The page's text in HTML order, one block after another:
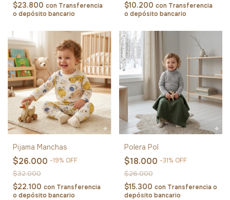
$23.800 con Transferencia
o depósito bancario
$10.200 con Transferencia
o depósito bancario
Pijama Manchas
$26.000 -19% OFF
$32.000
$22.100 con Transferencia
o depósito bancario
Polera Pol
$18.000 -31% OFF
$26.000
$15.300 con Transferencia o
depósito bancario